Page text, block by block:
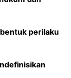
perilaku